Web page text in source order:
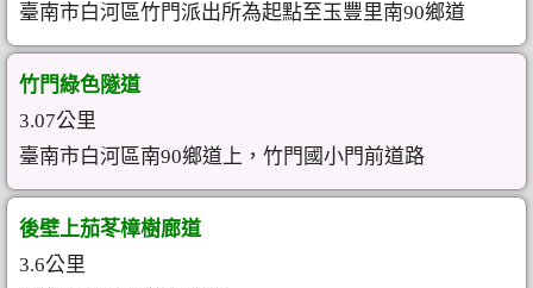
臺南市白河區竹門派出所為起點至玉豐里南90鄉道
竹門綠色隧道
3.07公里
臺南市白河區南90鄉道上，竹門國小門前道路
後壁上茄苳樟樹廊道
3.6公里